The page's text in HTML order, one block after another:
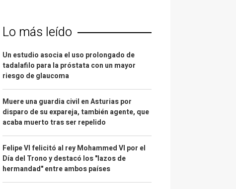
Lo más leído
Un estudio asocia el uso prolongado de
tadalafilo para la próstata con un mayor
riesgo de glaucoma
Muere una guardia civil en Asturias por
disparo de su expareja, también agente, que
acaba muerto tras ser repelido
Felipe VI felicitó al rey Mohammed VI por el
Día del Trono y destacó los "lazos de
hermandad" entre ambos países